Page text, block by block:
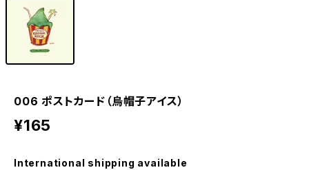
006 ポストカード（烏帽子アイス）
¥165
International shipping available